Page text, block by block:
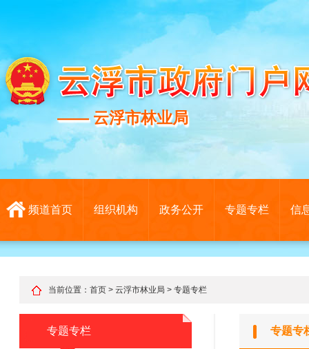
—— 云浮市林业局
—— 云浮市林业局
频道首页 组织机构 政务公开 专题专栏 信
当前位置： 首页 > 云浮市林业局 > 专题专栏
专题专栏 专题专